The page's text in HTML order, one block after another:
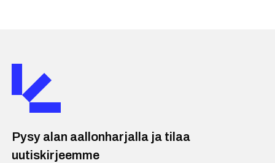
Pysy alan aallonharjalla ja tilaa
uutiskirjeemme